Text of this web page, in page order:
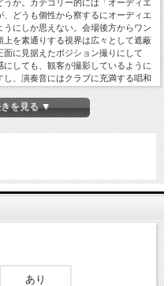
か。カテゴリー的には「オーディエ
どうも個性から察するにオーディエ
にしか思えない。会場後方からワン
を素通りする視界は広々として遮蔽
に見据えたポジション撮りにして
しても、観客が撮影しているように
、演奏音にはクラブに充満する唱和
さに「すぐそこにKISSがいる」感
、アリーナ級のエネルギーを濃縮し
た安定感が素晴らしいのですが、盛
普通なら撮影に失敗したのかと思う
も収まるからびっくり。よく「会場
本当に揺らいでいる（!?）のかも知
せていたエネルギーをクラブ空間に
KISS史の貴重な現場を体験させて
10th May 1992 AMAZING SHOT!!!
4. Heaven's On Fire 5. Parasite 6.
Of Thunder 14. Lick It Up 15.
18. I Stole Your Love 19. Cold Gin
Solo 23. God Gave Rock 'N Roll To
Approx.101min.
を見る ▼
あり